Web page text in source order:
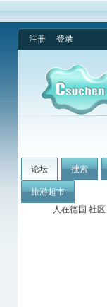
注册 登录
论坛 搜索
旅游超市
人在德国 社区